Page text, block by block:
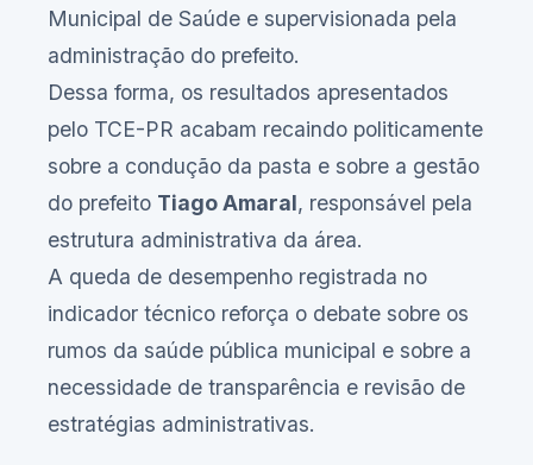
Municipal de Saúde e supervisionada pela
administração do prefeito.
Dessa forma, os resultados apresentados
pelo TCE-PR acabam recaindo politicamente
sobre a condução da pasta e sobre a gestão
do prefeito Tiago Amaral, responsável pela
estrutura administrativa da área.
A queda de desempenho registrada no
indicador técnico reforça o debate sobre os
rumos da saúde pública municipal e sobre a
necessidade de transparência e revisão de
estratégias administrativas.